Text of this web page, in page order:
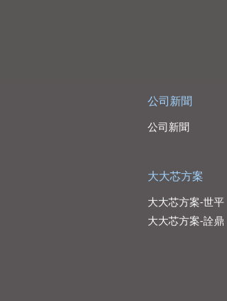
公司新聞
公司新聞
大大芯方案
大大芯方案-世平
大大芯方案-詮鼎